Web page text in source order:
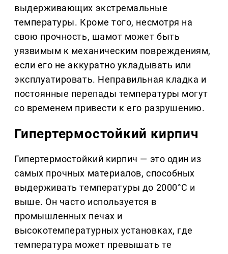
выдерживающих экстремальные
температуры. Кроме того, несмотря на
свою прочность, шамот может быть
уязвимым к механическим повреждениям,
если его не аккуратно укладывать или
эксплуатировать. Неправильная кладка и
постоянные перепады температуры могут
со временем привести к его разрушению.
Гипертермостойкий кирпич
Гипертермостойкий кирпич — это один из
самых прочных материалов, способных
выдерживать температуры до 2000°C и
выше. Он часто используется в
промышленных печах и
высокотемпературных установках, где
температура может превышать те